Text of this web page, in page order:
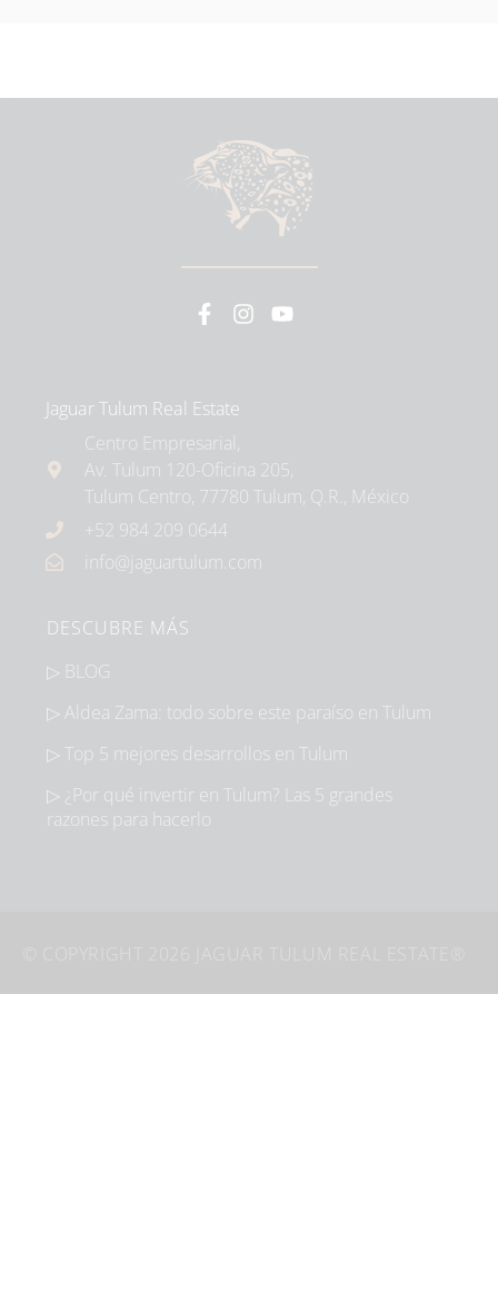
Jaguar Tulum Real Estate
Centro Empresarial,
Av. Tulum 120-Oficina 205,
Tulum Centro, 77780 Tulum, Q.R., México
+52 984 209 0644
info@jaguartulum.com
DESCUBRE MÁS
▷ BLOG
▷ Aldea Zama: todo sobre este paraíso en Tulum
▷ Top 5 mejores desarrollos en Tulum
▷ ¿Por qué invertir en Tulum? Las 5 grandes
razones para hacerlo